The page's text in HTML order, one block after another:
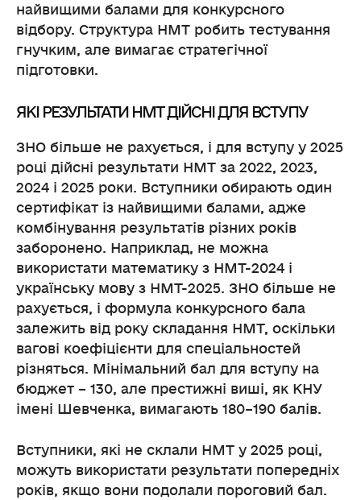
найвищими балами для конкурсного
відбору. Структура НМТ робить тестування
гнучким, але вимагає стратегічної
підготовки.
ЯКІ РЕЗУЛЬТАТИ НМТ ДІЙСНІ ДЛЯ ВСТУПУ
ЗНО більше не рахується, і для вступу у 2025
році дійсні результати НМТ за 2022, 2023,
2024 і 2025 роки. Вступники обирають один
сертифікат із найвищими балами, адже
комбінування результатів різних років
заборонено. Наприклад, не можна
використати математику з НМТ-2024 і
українську мову з НМТ-2025. ЗНО більше не
рахується, і формула конкурсного бала
залежить від року складання НМТ, оскільки
вагові коефіцієнти для спеціальностей
різняться. Мінімальний бал для вступу на
бюджет – 130, але престижні виші, як КНУ
імені Шевченка, вимагають 180–190 балів.
Вступники, які не склали НМТ у 2025 році,
можуть використати результати попередніх
років, якщо вони подолали пороговий бал.